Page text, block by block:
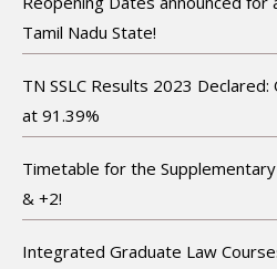
Tamil Nadu State!
TN SSLC Results 2023
at 91.39%
Timetable for the
& +2!
Integrated Graduate Law